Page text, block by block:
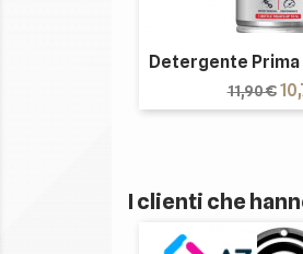
Detergente Prima
Prezzo
base
11,90 €
I clienti che